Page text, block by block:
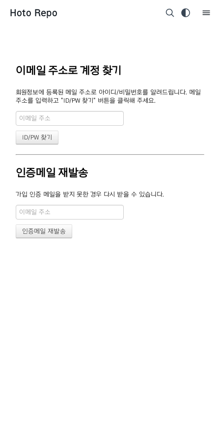
Hoto Repo
이메일 주소로 계정 찾기
회원정보에 등록된 메일 주소로 아이디/비밀번호를 알려드립니다. 메일
주소를 입력하고 "ID/PW 찾기" 버튼을 클릭해 주세요.
인증메일 재발송
가입 인증 메일을 받지 못한 경우 다시 받을 수 있습니다.